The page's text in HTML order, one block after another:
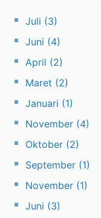
Juli (3)
Juni (4)
April (2)
Maret (2)
Januari (1)
November (4)
Oktober (2)
September (1)
November (1)
Juni (3)